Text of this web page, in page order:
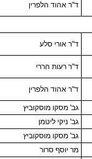
ד"ר אהוד הלפרין
ד"ר אורי סלע
ד"ר רעות הררי
ד"ר אהוד הלפרין
גב' מסקו מוסקוביץ
גב' ניקי ליטמן
גב' מסקו מוסקוביץ
מר יוסף סרור